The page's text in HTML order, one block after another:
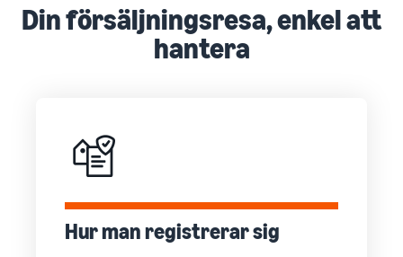
kunder över
hela världen
Mellanöstern och
Nordafrika.
Din försäljningsresa, enkel att
hantera
Hur man registrerar sig